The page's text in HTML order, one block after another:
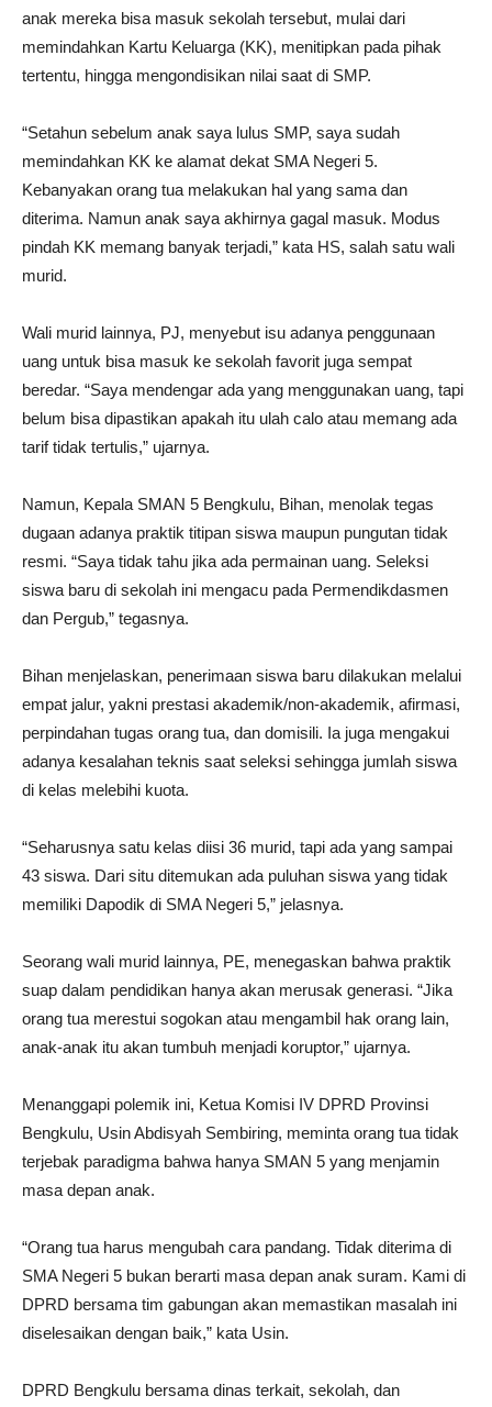
anak mereka bisa masuk sekolah tersebut, mulai dari
memindahkan Kartu Keluarga (KK), menitipkan pada pihak
tertentu, hingga mengondisikan nilai saat di SMP.
“Setahun sebelum anak saya lulus SMP, saya sudah
memindahkan KK ke alamat dekat SMA Negeri 5.
Kebanyakan orang tua melakukan hal yang sama dan
diterima. Namun anak saya akhirnya gagal masuk. Modus
pindah KK memang banyak terjadi,” kata HS, salah satu wali
murid.
Wali murid lainnya, PJ, menyebut isu adanya penggunaan
uang untuk bisa masuk ke sekolah favorit juga sempat
beredar. “Saya mendengar ada yang menggunakan uang, tapi
belum bisa dipastikan apakah itu ulah calo atau memang ada
tarif tidak tertulis,” ujarnya.
Namun, Kepala SMAN 5 Bengkulu, Bihan, menolak tegas
dugaan adanya praktik titipan siswa maupun pungutan tidak
resmi. “Saya tidak tahu jika ada permainan uang. Seleksi
siswa baru di sekolah ini mengacu pada Permendikdasmen
dan Pergub,” tegasnya.
Bihan menjelaskan, penerimaan siswa baru dilakukan melalui
empat jalur, yakni prestasi akademik/non-akademik, afirmasi,
perpindahan tugas orang tua, dan domisili. Ia juga mengakui
adanya kesalahan teknis saat seleksi sehingga jumlah siswa
di kelas melebihi kuota.
“Seharusnya satu kelas diisi 36 murid, tapi ada yang sampai
43 siswa. Dari situ ditemukan ada puluhan siswa yang tidak
memiliki Dapodik di SMA Negeri 5,” jelasnya.
Seorang wali murid lainnya, PE, menegaskan bahwa praktik
suap dalam pendidikan hanya akan merusak generasi. “Jika
orang tua merestui sogokan atau mengambil hak orang lain,
anak-anak itu akan tumbuh menjadi koruptor,” ujarnya.
Menanggapi polemik ini, Ketua Komisi IV DPRD Provinsi
Bengkulu, Usin Abdisyah Sembiring, meminta orang tua tidak
terjebak paradigma bahwa hanya SMAN 5 yang menjamin
masa depan anak.
“Orang tua harus mengubah cara pandang. Tidak diterima di
SMA Negeri 5 bukan berarti masa depan anak suram. Kami di
DPRD bersama tim gabungan akan memastikan masalah ini
diselesaikan dengan baik,” kata Usin.
DPRD Bengkulu bersama dinas terkait, sekolah, dan